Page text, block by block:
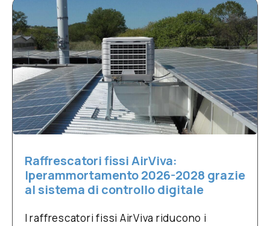
Raffrescatori fissi AirViva:
Iperammortamento 2026-2028 grazie
al sistema di controllo digitale
I raffrescatori fissi AirViva riducono i